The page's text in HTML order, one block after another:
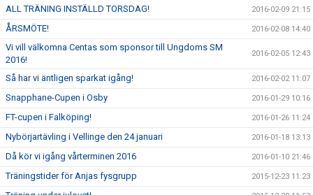
ALL TRÄNING INSTÄLLD TORSDAG! 2016-02-09 21:15
ÅRSMÖTE! 2016-02-08 14:40
Vi vill välkomna Centas som sponsor till Ungdoms SM
2016!
2016-02-05 12:43
Så har vi äntligen sparkat igång! 2016-02-02 11:07
Snapphane-Cupen i Osby 2016-01-29 10:16
FT-cupen i Falköping! 2016-01-26 11:24
Nybörjartävling i Vellinge den 24 januari 2016-01-18 13:13
Då kör vi igång vårterminen 2016 2016-01-10 21:46
Träningstider för Anjas fysgrupp 2015-12-23 11:23